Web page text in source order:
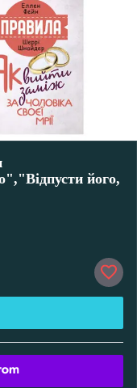
його,